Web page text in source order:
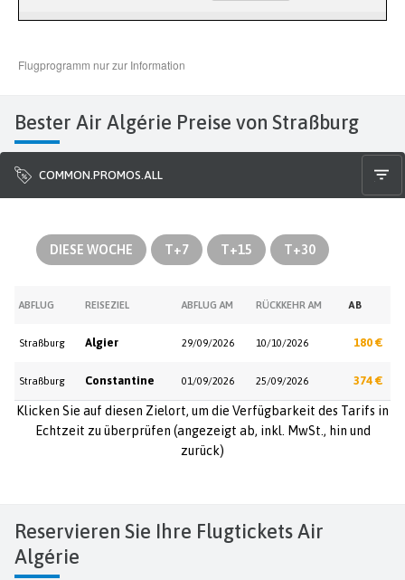
Bester Air Algérie Preise von Straßburg
COMMON.PROMOS.ALL
DIESE WOCHE T+7 T+15 T+30
ABFLUG REISEZIEL ABFLUG AM RÜCKKEHR AM AB
Straßburg Algier 29/09/2026 10/10/2026 180 €
Straßburg Constantine 01/09/2026 25/09/2026 374 €
Klicken Sie auf diesen Zielort, um die Verfügbarkeit des Tarifs in
Echtzeit zu überprüfen (angezeigt ab, inkl. MwSt., hin und
zurück)
Reservieren Sie Ihre Flugtickets Air
Algérie